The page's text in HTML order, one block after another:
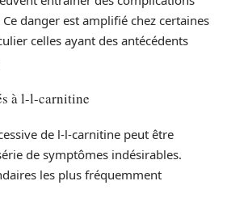
danger est amplifié chez certaines
celles ayant des antécédents
à l-l-carnitine
de l-l-carnitine peut être
de symptômes indésirables.
les plus fréquemment